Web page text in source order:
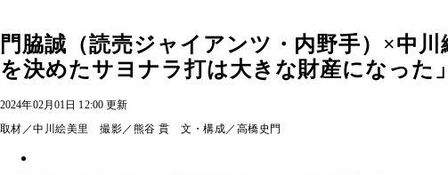
門脇誠（読売ジャイアンツ・内野手）×中
を決めたサヨナラ打は大きな財産になった」
2024年02月01日 12:00 更新
取材／中川絵美里 撮影／熊谷 貫 文・構成／高橋史門